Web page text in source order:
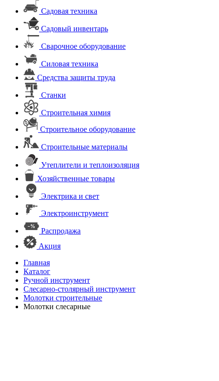
Садовая техника
Садовый инвентарь
Сварочное оборудование
Силовая техника
Средства защиты труда
Станки
Строительная химия
Строительное оборудование
Строительные материалы
Утеплители и теплоизоляция
Хозяйственные товары
Электрика и свет
Электроинструмент
Распродажа
Акция
Главная
Каталог
Ручной инструмент
Слесарно-столярный инструмент
Молотки строительные
Молотки слесарные